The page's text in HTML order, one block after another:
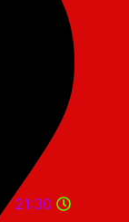
21:30